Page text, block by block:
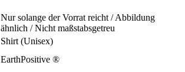
Nur solange der Vorrat reicht / Abbildung
ähnlich / Nicht maßstabsgetreu
Shirt (Unisex)
EarthPositive ®